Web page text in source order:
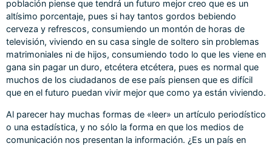
población piense que tendrá un futuro mejor creo que es un
altísimo porcentaje, pues si hay tantos gordos bebiendo
cerveza y refrescos, consumiendo un montón de horas de
televisión, viviendo en su casa single de soltero sin problemas
matrimoniales ni de hijos, consumiendo todo lo que les viene en
gana sin pagar un duro, etcétera etcétera, pues es normal que
muchos de los ciudadanos de ese país piensen que es difícil
que en el futuro puedan vivir mejor que como ya están viviendo.
Al parecer hay muchas formas de «leer» un artículo periodístico
o una estadística, y no sólo la forma en que los medios de
comunicación nos presentan la información. ¿Es un país en